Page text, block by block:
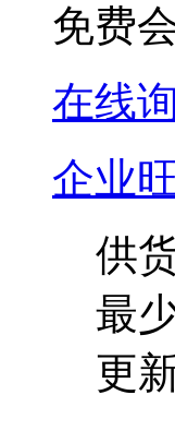
免费
在线
企业
供
最
更